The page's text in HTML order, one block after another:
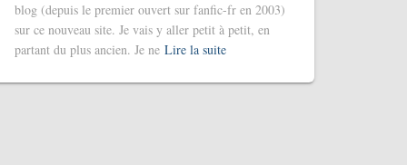
blog (depuis le premier ouvert sur fanfic-fr en 2003)
sur ce nouveau site. Je vais y aller petit à petit, en
partant du plus ancien. Je ne Lire la suite